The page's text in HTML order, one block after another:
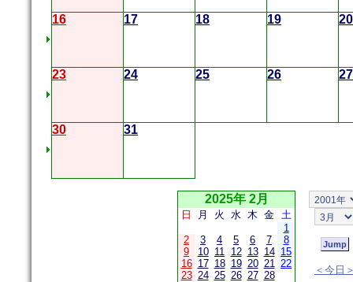
16 17 18 19 20
23 24 25 26 27
30 31
2025年 2月
日 月 火 水 木 金 土
1
2
3 4 5 6 7
8
9
10 11 12 13 14 15
16 17 18 19 20 21 22
23 24 25 26 27 28 ＜今日